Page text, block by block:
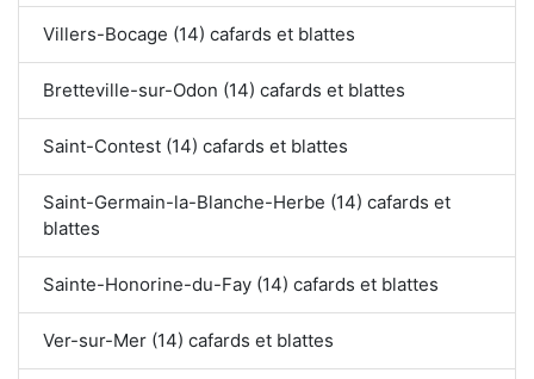
Villers-Bocage (14) cafards et blattes
Bretteville-sur-Odon (14) cafards et blattes
Saint-Contest (14) cafards et blattes
Saint-Germain-la-Blanche-Herbe (14) cafards et
blattes
Sainte-Honorine-du-Fay (14) cafards et blattes
Ver-sur-Mer (14) cafards et blattes